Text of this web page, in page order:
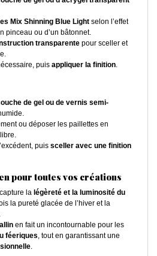
Mix Shinning Blue Light selon l’effet
pinceau ou d’un bâtonnet.
transparente pour sceller et
puis appliquer la finition.
de gel ou de vernis semi-
ou déposer les paillettes en
puis sceller avec une finition
pour toutes vos créations
la légèreté et la luminosité du
la pureté glacée de l’hiver et la
en fait un incontournable pour les
féeriques, tout en garantissant une
.